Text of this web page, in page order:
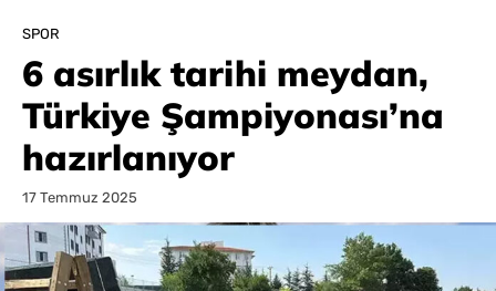
SPOR
6 asırlık tarihi meydan,
Türkiye Şampiyonası’na
hazırlanıyor
17 Temmuz 2025